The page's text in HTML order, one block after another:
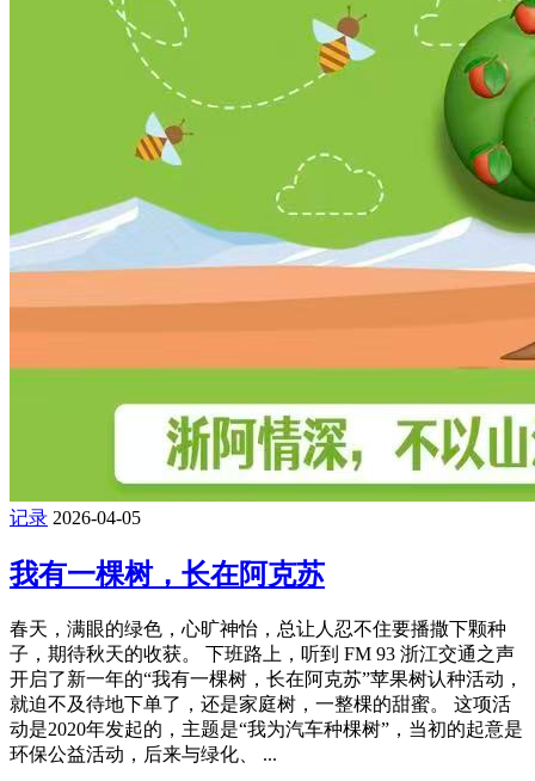
记录 2026-04-05
我有一棵树，长在阿克苏
春天，满眼的绿色，心旷神怡，总让人忍不住要播撒下颗种
子，期待秋天的收获。 下班路上，听到 FM 93 浙江交通之声
开启了新一年的“我有一棵树，长在阿克苏”苹果树认种活动，
就迫不及待地下单了，还是家庭树，一整棵的甜蜜。 这项活
动是2020年发起的，主题是“我为汽车种棵树”，当初的起意是
环保公益活动，后来与绿化、 ...